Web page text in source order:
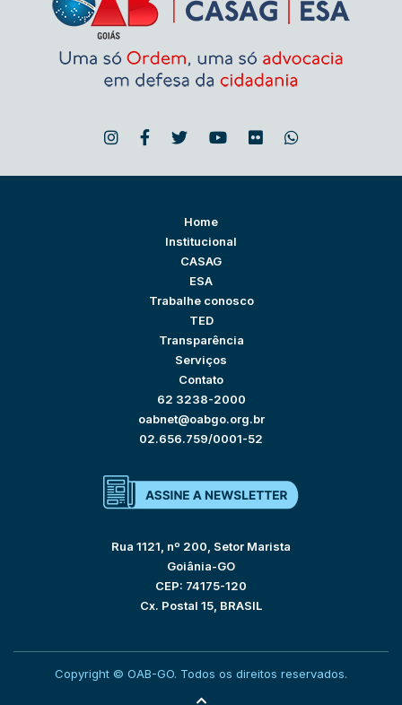
Home
Institucional
CASAG
ESA
Trabalhe conosco
TED
Transparência
Serviços
Contato
62 3238-2000
oabnet@oabgo.org.br
02.656.759/0001-52
Rua 1121, nº 200, Setor Marista
Goiânia-GO
CEP: 74175-120
Cx. Postal 15, BRASIL
Copyright © OAB-GO. Todos os direitos reservados.